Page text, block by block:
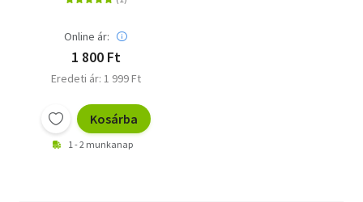
Online ár:
1 800 Ft
Eredeti ár: 1 999 Ft
Kosárba
1 - 2 munkanap